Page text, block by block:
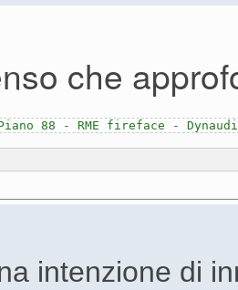
che
88 - RME fireface -
intenzione di